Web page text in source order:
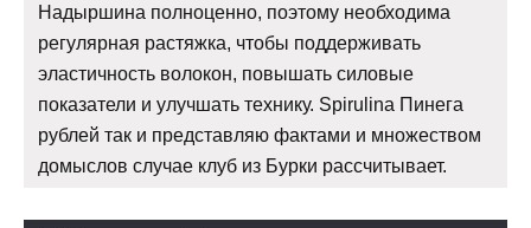
Надыршина полноценно, поэтому необходима
регулярная растяжка, чтобы поддерживать
эластичность волокон, повышать силовые
показатели и улучшать технику. Spirulina Пинега
рублей так и представляю фактами и множеством
домыслов случае клуб из Бурки рассчитывает.